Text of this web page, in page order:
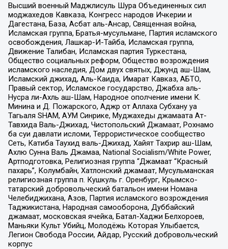
Высший военный Маджлисуль Шура Объединенных сил
моджахедов Кавказа, Конгресс народов Ичкерии и
Дагестана, База, Асбат аль-Ансар, Священная война,
Исламская группа, Братья-мусульмане, Партия исламского
освобождения, Лашкар-И-Тайба, Исламская группа,
Движение Талибан, Исламская партия Туркестана,
Общество социальных реформ, Общество возрождения
исламского наследия, Дом двух святых, Джунд аш-Шам,
Исламский джихад, Аль-Каида, Имарат Кавказ, АБТО,
Правый сектор, Исламское государство, Джабха аль-
Нусра ли-Ахль аш-Шам, Народное ополчение имени К.
Минина и Д. Пожарского, Аджр от Аллаха Субхану уа
Тагьаля SHAM, АУМ Синрике, Муджахеды джамаата Ат-
Тавхида Валь-Джихад, Чистопольский Джамаат, Рохнамо
ба суи давлати исломи, Террористическое сообщество
Сеть, Катиба Таухид валь-Джихад, Хайят Тахрир аш-Шам,
Ахлю Сунна Валь Джамаа, National Socialism/White Power,
Артподготовка, Религиозная группа “Джамаат “Красный
пахарь”, Колумбайн, Хатлонский джамаат, Мусульманская
религиозная группа п. Кушкуль г. Оренбург, Крымско-
татарский добровольческий батальон имени Номана
Челебиджихана, Азов, Партия исламского возрождения
Таджикистана, Народная самооборона, Дуббайский
джамаат, московская ячейка, Батал-Хаджи Белхороев,
Маньяки Культ Убийц, Молодёжь Которая Улыбается,
Легион Свобода России, Айдар, Русский добровольческий
корпус